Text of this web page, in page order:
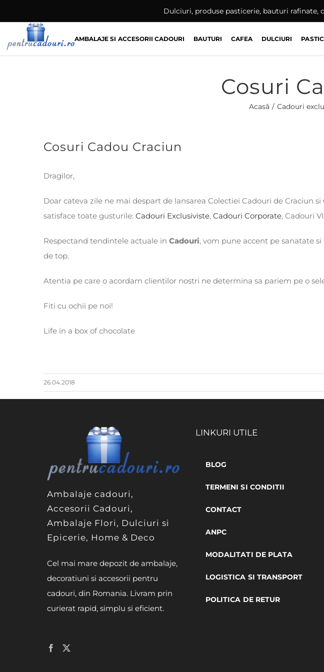
to
content
Dulciuri, produse pasticerie, bauturi rafinate,
AMBALAJE SI ACCESORII CADOURI BAUTURI CAFEA DULCIURI
Cosuri
Acasă Cadouri
Cosuri Cadou Craciun
Dragilor,
Doar cateva zile ne mai despart de lansarea Colectiei Cadouri de Craciun si
satisface toate gusturile: Cadouri Exclusiviste, Cadouri Corporate, Cadouri
Respectand tendintele actuale in Cadouri, vom pune accent pe sanatate
de top.
Atentia pe care o acordam clientilor nostri ne determina sa pariem pe o
Fiti cu ochii pe noi!
Life in a box of chocolate
26.04.2018
Ambalaje cadouri,
Accesorii Cadouri,
Ambalaje Flori, Dulciuri si
Epicerie, Home & Deco
Cel mai mare depozit de ambalaje,
decoratiuni si accesorii pentru
cadouri, din Romania. Livram prin
curierat rapid, simplu si eficient.
LINKURI UTILE
BLOG
TERMENI SI CONDITII
CONTACT
ANPC
MODALITATI DE PLATA
LOGISTICA SI TRANSPORT
POLITICA DE RETUR